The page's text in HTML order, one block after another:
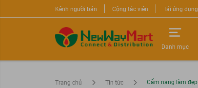
Kênh người bán Cộng tác viên Tải ứng dụng
Danh mục
Trang chủ Tin tức Cẩm nang làm đẹp